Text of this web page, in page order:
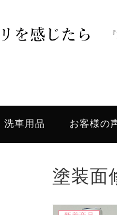
洗車用品 お客様の
塗装面